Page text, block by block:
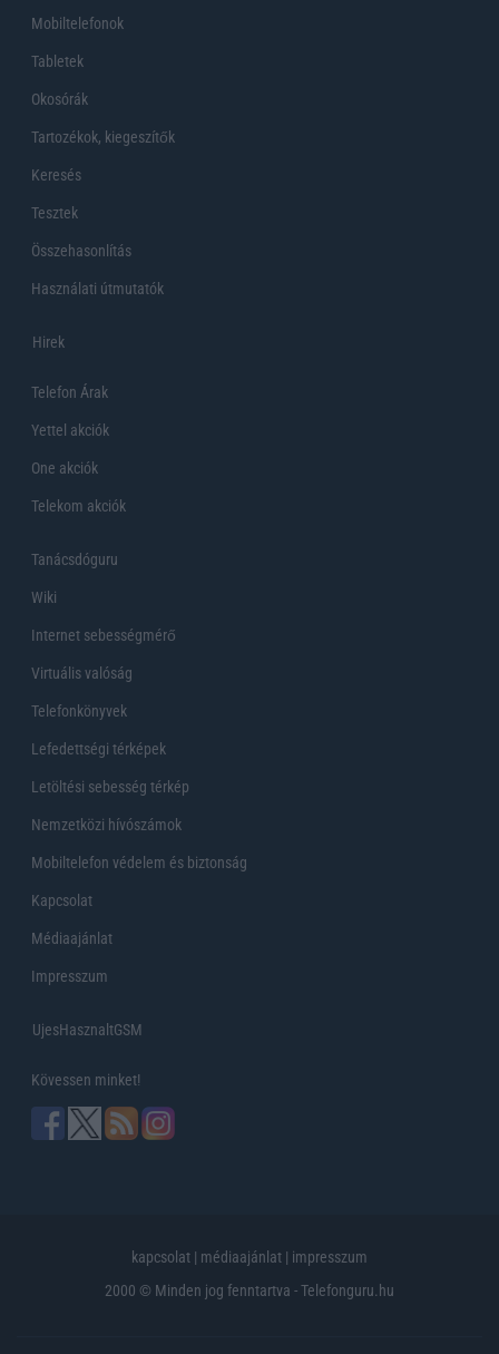
Mobiltelefonok
Tabletek
Okosórák
Tartozékok, kiegeszítők
Keresés
Tesztek
Összehasonlítás
Használati útmutatók
Hirek
Telefon Árak
Yettel akciók
One akciók
Telekom akciók
Tanácsdóguru
Wiki
Internet sebességmérő
Virtuális valóság
Telefonkönyvek
Lefedettségi térképek
Letöltési sebesség térkép
Nemzetközi hívószámok
Mobiltelefon védelem és biztonság
Kapcsolat
Médiaajánlat
Impresszum
UjesHasznaltGSM
Kövessen minket!
kapcsolat | médiaajánlat | impresszum
2000 © Minden jog fenntartva - Telefonguru.hu